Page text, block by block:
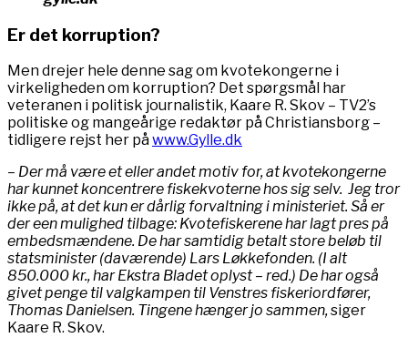
Er det korruption?
Men drejer hele denne sag om kvotekongerne i
virkeligheden om korruption? Det spørgsmål har
veteranen i politisk journalistik, Kaare R. Skov – TV2’s
politiske og mangeårige redaktør på Christiansborg –
tidligere rejst her påwww.Gylle.dk
– Der må være et eller andet motiv for, at kvotekongerne
har kunnet koncentrere fiskekvoterne hos sig selv. Jeg tror
ikke på, at det kun er dårlig forvaltning i ministeriet. Så er
der een mulighed tilbage: Kvotefiskerene har lagt pres på
embedsmændene. De har samtidig betalt store beløb til
statsminister (daværende) Lars Løkkefonden. (I alt
850.000 kr., har Ekstra Bladet oplyst – red.) De har også
givet penge til valgkampen til Venstres fiskeriordfører,
Thomas Danielsen. Tingene hænger jo sammen,siger
Kaare R. Skov.